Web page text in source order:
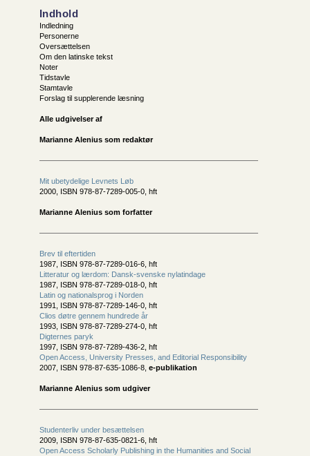
Indhold
Indledning
Personerne
Oversættelsen
Om den latinske tekst
Noter
Tidstavle
Stamtavle
Forslag til supplerende læsning
Alle udgivelser af
Marianne Alenius som redaktør
Mit ubetydelige Levnets Løb
2000, ISBN 978-87-7289-005-0, hft
Marianne Alenius som forfatter
Brev til eftertiden
1987, ISBN 978-87-7289-016-6, hft
Litteratur og lærdom: Dansk-svenske nylatindage
1987, ISBN 978-87-7289-018-0, hft
Latin og nationalsprog i Norden
1991, ISBN 978-87-7289-146-0, hft
Clios døtre gennem hundrede år
1993, ISBN 978-87-7289-274-0, hft
Digternes paryk
1997, ISBN 978-87-7289-436-2, hft
Open Access, University Presses, and Editorial Responsibility
2007, ISBN 978-87-635-1086-8, e-publikation
Marianne Alenius som udgiver
Studenterliv under besættelsen
2009, ISBN 978-87-635-0821-6, hft
Open Access Scholarly Publishing in the Humanities and Social